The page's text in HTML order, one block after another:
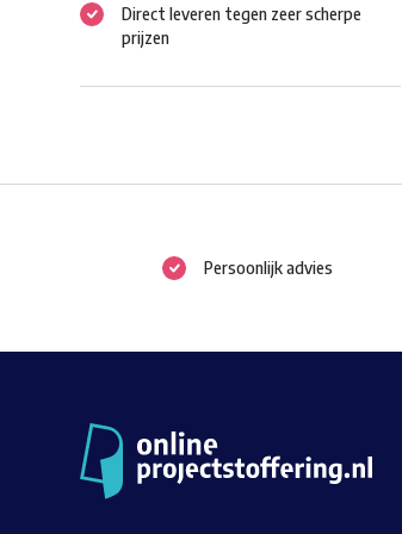
Direct leveren tegen zeer scherpe
prijzen
Persoonlijk advies